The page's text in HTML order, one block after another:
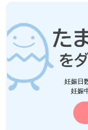
妊娠日
妊娠